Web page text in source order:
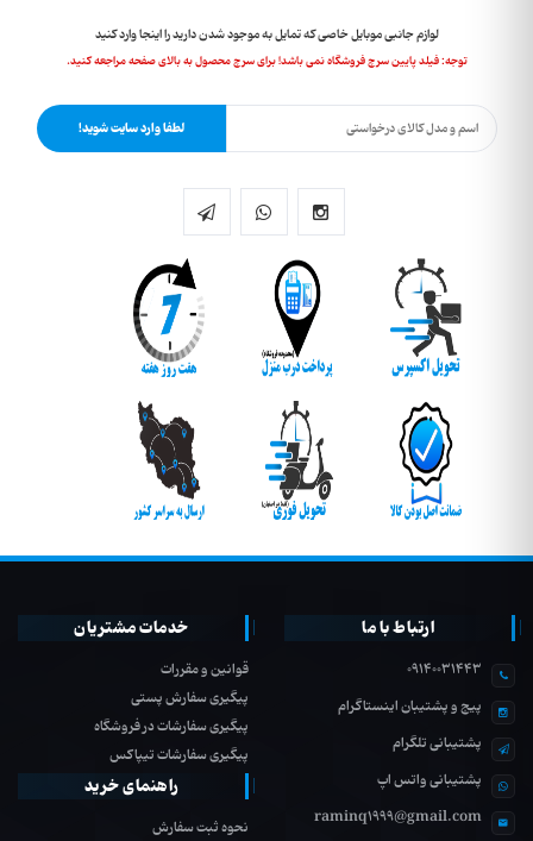
لوازم جانبی موبایل خاصی که تمایل به موجود شدن دارید را اینجا وارد کنید
توجه: فیلد پایین سرچ فروشگاه نمی باشد! برای سرچ محصول به بالای صفحه مراجعه کنید.
لطفا وارد سایت شوید!
ارتباط با ما
09140031443
پیج و پشتیبان اینستاگرام
پشتیبانی تلگرام
پشتیبانی واتس اپ
raminq1999@gmail.com
خدمات مشتریان
قوانین و مقررات
پیگیری سفارش پستی
پیگیری سفارشات در فروشگاه
پیگیری سفارشات تیپاکس
راهنمای خرید
نحوه ثبت سفارش